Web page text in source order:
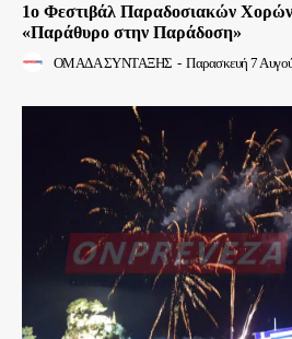
1ο Φεστιβάλ Παραδοσιακών
«Παράθυρο στην Παράδοση»
ΟΜΑΔΑ ΣΥΝΤΑΞΗΣ - Παρασκευή 7